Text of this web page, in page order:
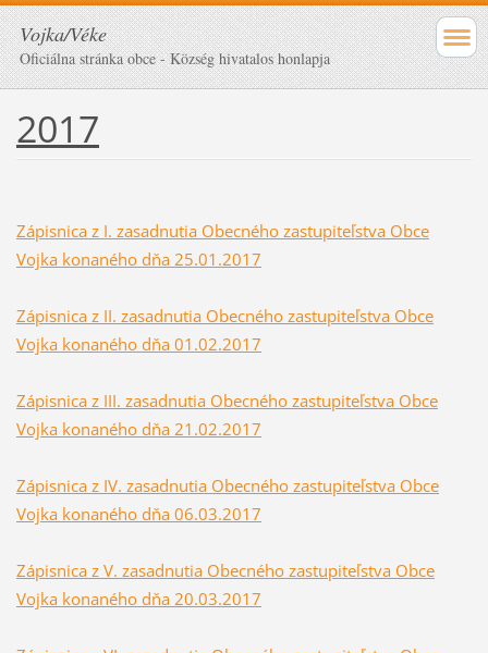
Vojka/Véke
Oficiálna stránka obce - Község hivatalos honlapja
2017
Zápisnica z I. zasadnutia Obecného zastupiteľstva Obce
Vojka konaného dňa 25.01.2017
Zápisnica z II. zasadnutia Obecného zastupiteľstva Obce
Vojka konaného dňa 01.02.2017
Zápisnica z III. zasadnutia Obecného zastupiteľstva Obce
Vojka konaného dňa 21.02.2017
Zápisnica z IV. zasadnutia Obecného zastupiteľstva Obce
Vojka konaného dňa 06.03.2017
Zápisnica z V. zasadnutia Obecného zastupiteľstva Obce
Vojka konaného dňa 20.03.2017